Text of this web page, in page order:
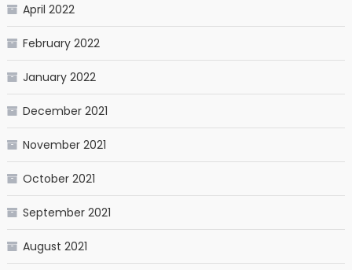
April 2022
February 2022
January 2022
December 2021
November 2021
October 2021
September 2021
August 2021